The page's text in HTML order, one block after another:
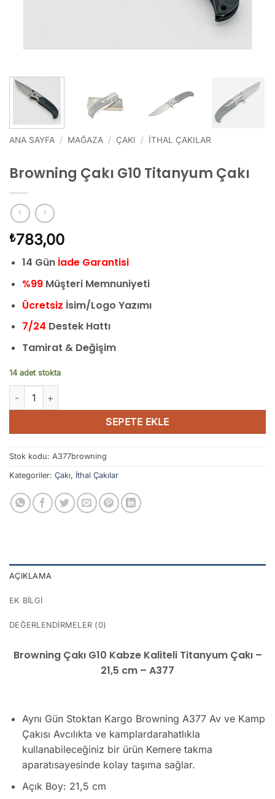
ANA SAYFA / MAĞAZA / ÇAKI / İTHAL ÇAKILAR
Browning Çakı G10 Titanyum Çakı
₺783,00
14 Gün İade Garantisi
%99Müşteri Memnuniyeti
Ücretsiz İsim/Logo Yazımı
7/24 Destek Hattı
Tamirat & Değişim
14 adet stokta
Browning Çakı G10 Titanyum Çakı adet
SEPETE EKLE
Stok kodu: A377browning
Kategoriler: Çakı, İthal Çakılar
AÇIKLAMA
EK BILGI
DEĞERLENDIRMELER (0)
Browning Çakı G10 Kabze Kaliteli Titanyum Çakı –
21,5 cm – A377
Aynı Gün Stoktan Kargo Browning A377 Av ve Kamp
Çakısı Avcılıkta ve kamplardarahatlıkla
kullanabileceğiniz bir ürün Kemere takma
aparatısayesinde kolay taşıma sağlar.
Açık Boy: 21,5 cm